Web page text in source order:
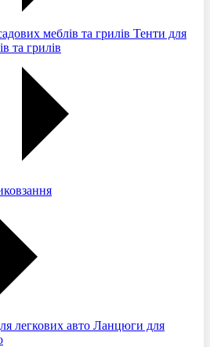
Тенти для
та грилів
Ланцюги для